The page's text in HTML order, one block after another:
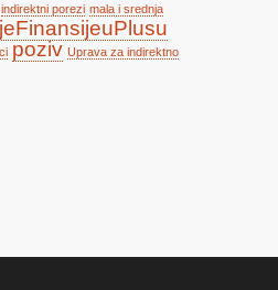
indirektni porezi mala i srednja
poziv Uprava za indirektno